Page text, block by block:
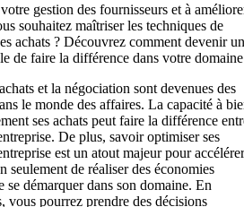
gestion des fournisseurs et à
souhaitez maîtriser les techniques de
achats ? Découvrez comment devenir un
de faire la différence dans votre
et la négociation sont devenues des
le monde des affaires. La capacité à
ses achats peut faire la différence
De plus, savoir optimiser ses
est un atout majeur pour accélérer
seulement de réaliser des économies
se démarquer dans son domaine. En
vous pourrez prendre des décisions